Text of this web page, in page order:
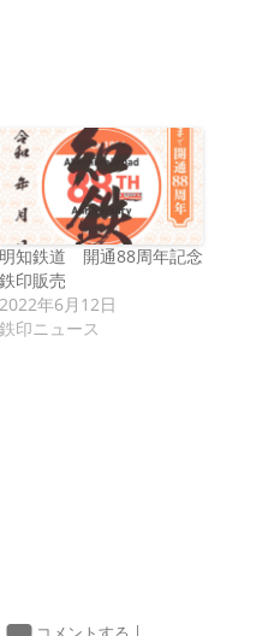
明知鉄道 開通88周年記念
鉄印販売
2022年6月12日
鉄印ニュース